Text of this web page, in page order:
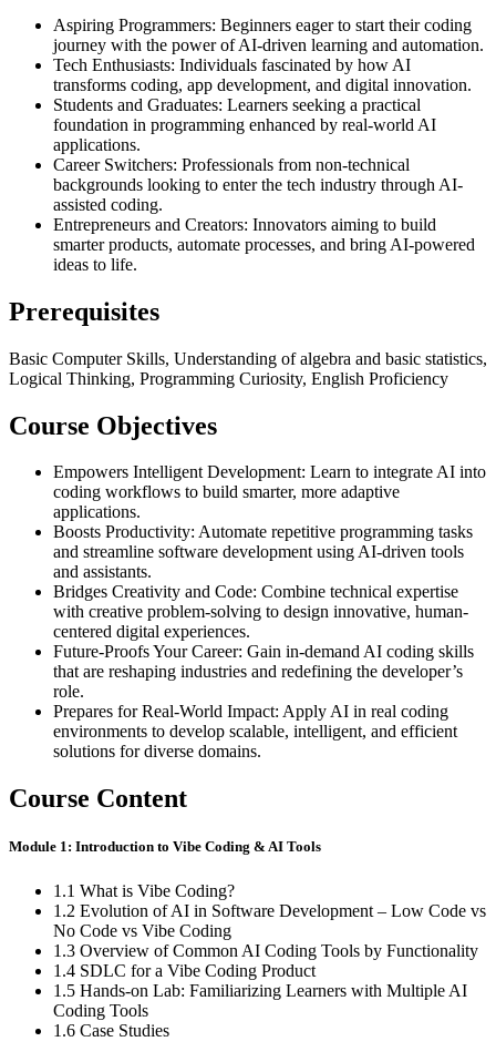
Aspiring Programmers: Beginners eager to start their coding
journey with the power of AI-driven learning and automation.
Tech Enthusiasts: Individuals fascinated by how AI
transforms coding, app development, and digital innovation.
Students and Graduates: Learners seeking a practical
foundation in programming enhanced by real-world AI
applications.
Career Switchers: Professionals from non-technical
backgrounds looking to enter the tech industry through AI-
assisted coding.
Entrepreneurs and Creators: Innovators aiming to build
smarter products, automate processes, and bring AI-powered
ideas to life.
Prerequisites
Basic Computer Skills, Understanding of algebra and basic statistics,
Logical Thinking, Programming Curiosity, English Proficiency
Course Objectives
Empowers Intelligent Development: Learn to integrate AI into
coding workflows to build smarter, more adaptive
applications.
Boosts Productivity: Automate repetitive programming tasks
and streamline software development using AI-driven tools
and assistants.
Bridges Creativity and Code: Combine technical expertise
with creative problem-solving to design innovative, human-
centered digital experiences.
Future-Proofs Your Career: Gain in-demand AI coding skills
that are reshaping industries and redefining the developer’s
role.
Prepares for Real-World Impact: Apply AI in real coding
environments to develop scalable, intelligent, and efficient
solutions for diverse domains.
Course Content
Module 1: Introduction to Vibe Coding & AI Tools
1.1 What is Vibe Coding?
1.2 Evolution of AI in Software Development – Low Code vs
No Code vs Vibe Coding
1.3 Overview of Common AI Coding Tools by Functionality
1.4 SDLC for a Vibe Coding Product
1.5 Hands-on Lab: Familiarizing Learners with Multiple AI
Coding Tools
1.6 Case Studies